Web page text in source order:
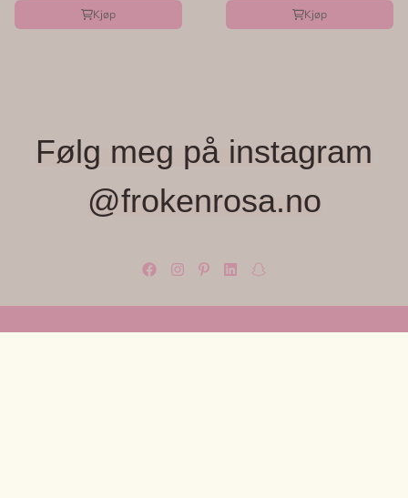
Kjøp Kjøp
Følg meg på instagram
@frokenrosa.no